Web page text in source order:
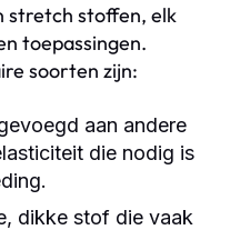
stretch stoffen, elk
toepassingen.
soorten zijn:
aan andere
die nodig is
dikke stof die vaak